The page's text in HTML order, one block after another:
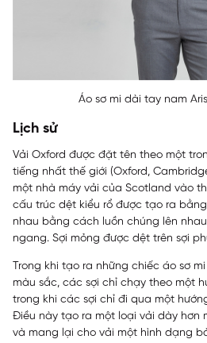
Áo sơ mi dài tay nam
Lịch sử
Vải Oxford được đặt tên theo một
tiếng nhất thế giới (Oxford,
một nhà máy vải của Scotland vào
cấu trúc dệt kiểu rổ được tạo ra
nhau bằng cách luồn chúng lên
ngang. Sợi mỏng được dệt trên sợi
Trong khi tạo ra những chiếc áo sơ
màu sắc, các sợi chỉ chạy theo một
trong khi các sợi chỉ đi qua một
Điều này tạo ra một loại vải dày hơn
và mang lại cho vải một hình dạng